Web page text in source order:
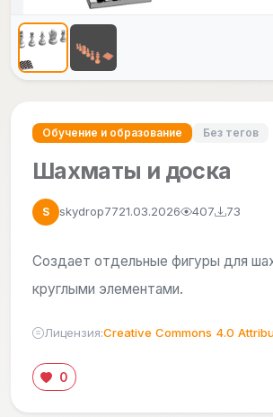
Обучение и образование Без тегов
Шахматы и доска
S skydrop7721.03.2026 407 73
Создает отдельные фигуры для
круглыми элементами.
Лицензия:Creative Commons 4.0
0